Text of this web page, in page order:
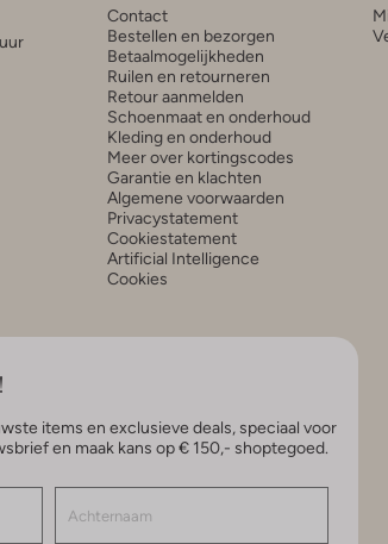
Contact
Bestellen en bezorgen
Betaalmogelijkheden
Ruilen en retourneren
Retour aanmelden
Schoenmaat en onderhoud
Kleding en onderhoud
Meer over kortingscodes
Garantie en klachten
Algemene voorwaarden
Privacystatement
Cookiestatement
Artificial Intelligence
Cookies
items en exclusieve deals, speciaal voor
en maak kans op € 150,- shoptegoed.